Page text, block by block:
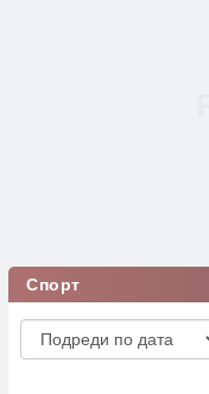
Спорт